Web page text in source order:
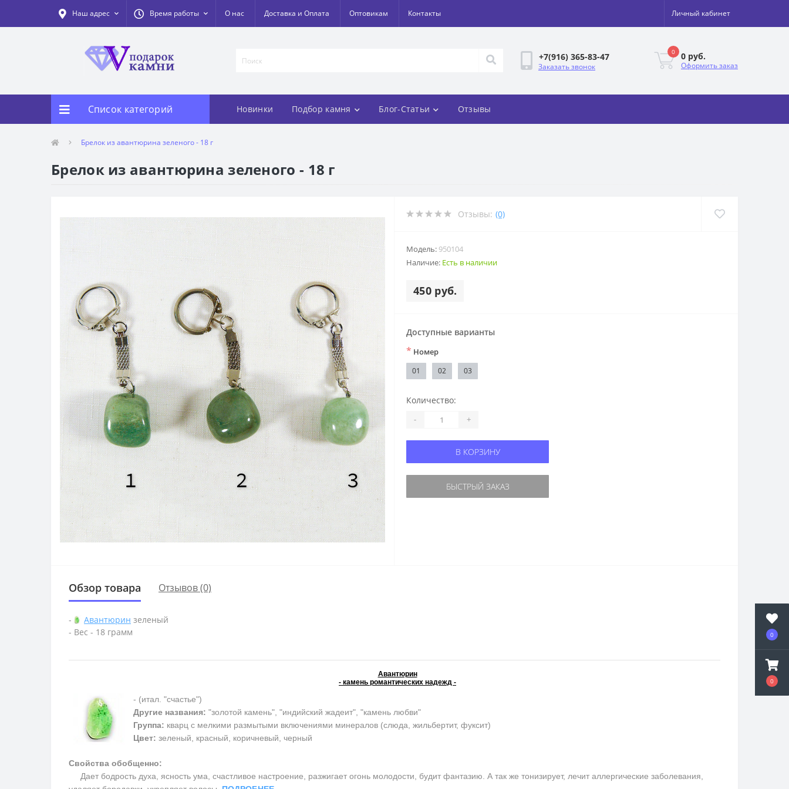
0
0
Наш адрес Время работы О нас Доставка и Оплата Оптовикам Контакты Личный кабинет
+7(916) 365-83-47
Заказать звонок
0 0 руб.
Оформить заказ
Список категорий Новинки Подбор камня Блог-Статьи Отзывы
Брелок из авантюрина зеленого - 18 г
Брелок из авантюрина зеленого - 18 г
Отзывы: (0)
Модель: 950104
Наличие: Есть в наличии
450 руб.
Доступные варианты
* Номер
01 02 03
Количество:
- +
В КОРЗИНУ
БЫСТРЫЙ ЗАКАЗ
Обзор товара Отзывов (0)
- Авантюрин зеленый
- Вес - 18 грамм
Авантюрин
- камень романтических надежд -
- (итал. "счастье")
Другие названия: "золотой камень", "индийский жадеит", "камень любви"
Группа: кварц с мелкими размытыми включениями минералов (слюда, жильбертит, фуксит)
Цвет: зеленый, красный, коричневый, черный
Свойства обобщенно:
Дает бодрость духа, ясность ума, счастливое настроение, разжигает огонь молодости, будит фантазию. А так же тонизирует, лечит аллергические заболевания,